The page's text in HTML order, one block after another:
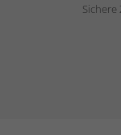
Sichere